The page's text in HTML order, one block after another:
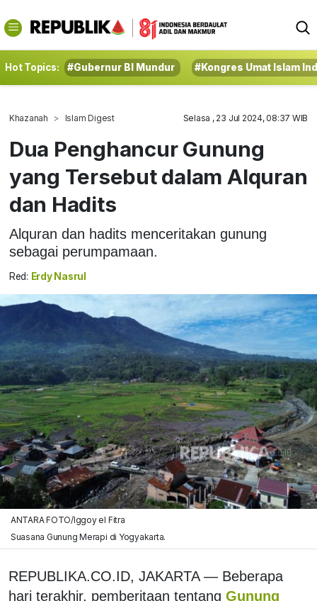
Hot Topics: #Gubernur BI Mundur #Kongres Umat Islam
Khazanah Islam Digest Selasa , 23 Jul 2024, 08:37 WIB
Dua Penghancur Gunung
yang Tersebut dalam Alquran
dan Hadits
Alquran dan hadits menceritakan gunung
sebagai perumpamaan.
Red: Erdy Nasrul
ANTARA FOTO/Iggoy el Fitra
Suasana Gunung Merapi di Yogyakarta.
REPUBLIKA.CO.ID, JAKARTA — Beberapa
hari terakhir, pemberitaan tentang Gunung